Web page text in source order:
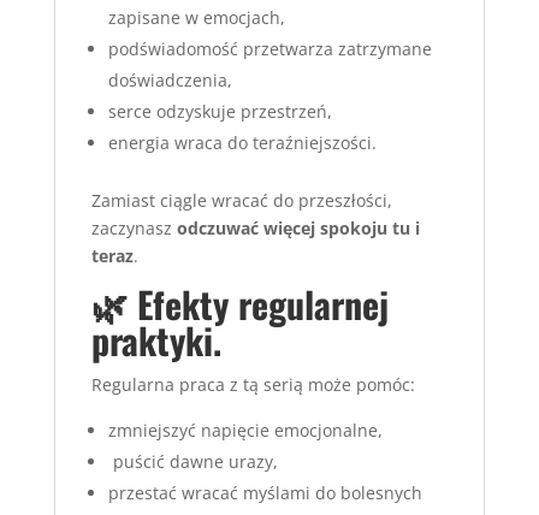
zapisane w emocjach,
podświadomość przetwarza zatrzymane
doświadczenia,
serce odzyskuje przestrzeń,
energia wraca do teraźniejszości.
Zamiast ciągle wracać do przeszłości,
zaczynasz odczuwać więcej spokoju tu i
teraz.
🌿 Efekty regularnej
praktyki.
Regularna praca z tą serią może pomóc:
zmniejszyć napięcie emocjonalne,
puścić dawne urazy,
przestać wracać myślami do bolesnych